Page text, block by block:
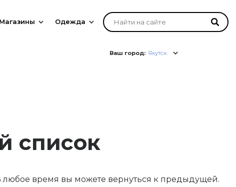
Магазины Одежда
Ваш город: Якутск
список
любое время вы можете вернуться к предыдущей.